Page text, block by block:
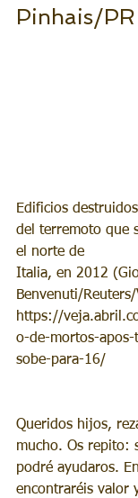
Pinhais/PR
Edificios
del terremoto que
el norte de
Italia, en 2012
Benvenuti/
https://
o-de-mortos-
sobe-para-16/
Queridos hijos,
mucho. Os repito:
podré ayudaros.
encontraréis valor